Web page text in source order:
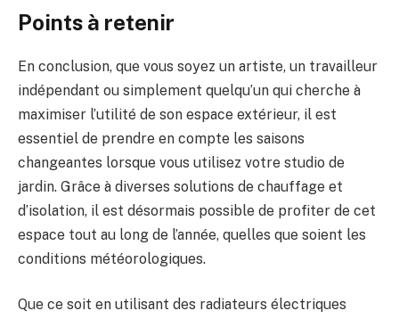
Points ⁣à retenir
En ‍conclusion, que vous soyez un artiste, un travailleur
indépendant ou ​simplement quelqu’un‌ qui cherche⁣ à
maximiser l’utilité de ‍son espace extérieur, il est
essentiel de⁤ prendre en compte ‍les ‍saisons
changeantes lorsque vous utilisez votre studio de
jardin. Grâce à diverses solutions‍ de chauffage et
d’isolation, il⁣ est désormais possible de profiter de cet
espace tout au‌ long ‌de l’année, quelles que​ soient les
conditions météorologiques.
Que ‌ce soit‌ en utilisant ⁣des radiateurs électriques